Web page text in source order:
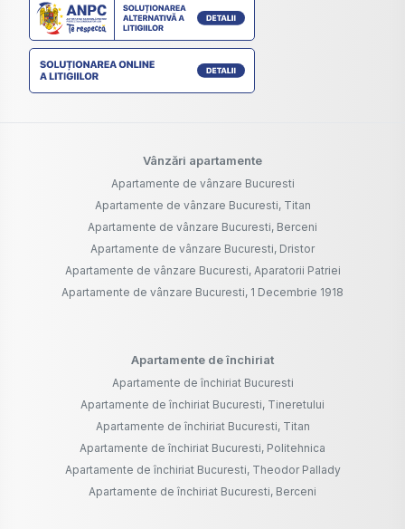
Vânzări apartamente
Apartamente de vânzare Bucuresti
Apartamente de vânzare Bucuresti, Titan
Apartamente de vânzare Bucuresti, Berceni
Apartamente de vânzare Bucuresti, Dristor
Apartamente de vânzare Bucuresti, Aparatorii Patriei
Apartamente de vânzare Bucuresti, 1 Decembrie 1918
Apartamente de închiriat
Apartamente de închiriat Bucuresti
Apartamente de închiriat Bucuresti, Tineretului
Apartamente de închiriat Bucuresti, Titan
Apartamente de închiriat Bucuresti, Politehnica
Apartamente de închiriat Bucuresti, Theodor Pallady
Apartamente de închiriat Bucuresti, Berceni